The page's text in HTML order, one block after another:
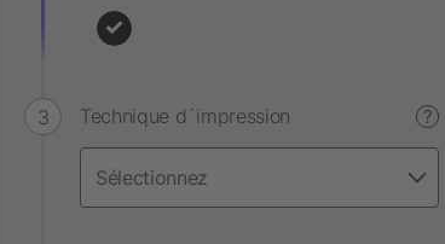
Technique d´impression ?